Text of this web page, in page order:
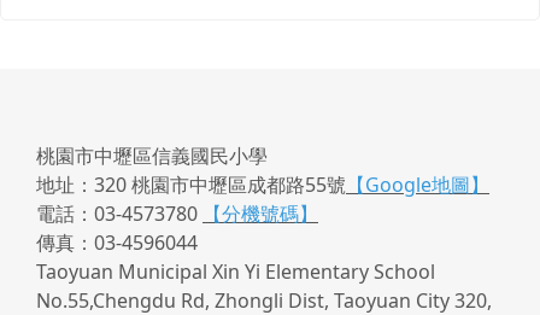
桃園市中壢區信義國民小學
地址：320 桃園市中壢區成都路55號 【Google地圖】
電話：03-4573780
【分機號碼】
傳真：03-4596044
Taoyuan Municipal Xin Yi Elementary School
No.55,Chengdu Rd, Zhongli Dist, Taoyuan City 320,